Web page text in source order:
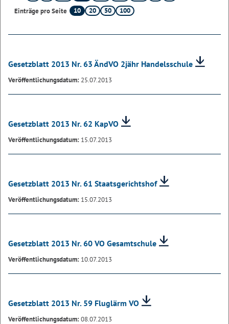
Einträge pro Seite
10 20 50 100
Gesetzblatt 2013 Nr. 63 ÄndVO 2jähr Handelsschule
Veröffentlichungsdatum: 25.07.2013
Gesetzblatt 2013 Nr. 62 KapVO
Veröffentlichungsdatum: 15.07.2013
Gesetzblatt 2013 Nr. 61 Staatsgerichtshof
Veröffentlichungsdatum: 15.07.2013
Gesetzblatt 2013 Nr. 60 VO Gesamtschule
Veröffentlichungsdatum: 10.07.2013
Gesetzblatt 2013 Nr. 59 Fluglärm VO
Veröffentlichungsdatum:08.07.2013